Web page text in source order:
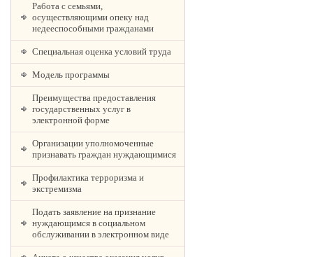
Работа с семьями,
осуществляющими опеку над
недееспособными гражданами
Специальная оценка условий труда
Модель программы
Преимущества предоставления
государственных услуг в
электронной форме
Организации уполномоченные
признавать граждан нуждающимися
Профилактика терроризма и
экстремизма
Подать заявление на признание
нуждающимся в социальном
обслуживании в электронном виде